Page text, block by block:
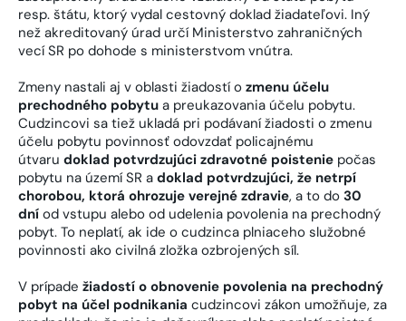
resp. štátu, ktorý vydal cestovný doklad žiadateľovi. Iný
než akreditovaný úrad určí Ministerstvo zahraničných
vecí SR po dohode s ministerstvom vnútra.
Zmeny nastali aj v oblasti žiadostí o zmenu účelu
prechodného pobytu a preukazovania účelu pobytu.
Cudzincovi sa tiež ukladá pri podávaní žiadosti o zmenu
účelu pobytu povinnosť odovzdať policajnému
útvaru doklad potvrdzujúci zdravotné poistenie počas
pobytu na území SR a doklad potvrdzujúci, že netrpí
chorobou, ktorá ohrozuje verejné zdravie, a to do 30
dní od vstupu alebo od udelenia povolenia na prechodný
pobyt. To neplatí, ak ide o cudzinca plniaceho služobné
povinnosti ako civilná zložka ozbrojených síl.
V prípade žiadostí o obnovenie povolenia na prechodný
pobyt na účel podnikania cudzincovi zákon umožňuje, za